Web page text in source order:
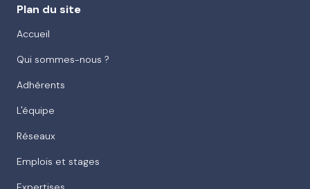
Plan du site
Accueil
Qui sommes-nous ?
Adhérents
L'équipe
Réseaux
Emplois et stages